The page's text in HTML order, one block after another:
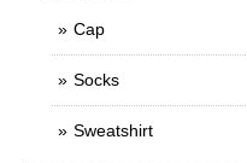
Cap
Socks
Sweatshirt